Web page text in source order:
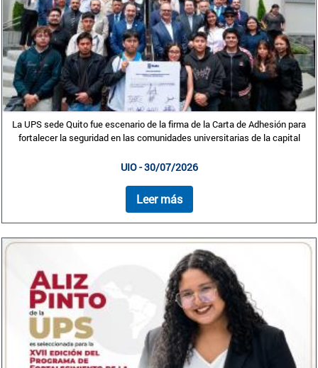
La UPS sede Quito fue escenario de la firma de la Carta de Adhesión para
fortalecer la seguridad en las comunidades universitarias de la capital
UIO - 30/07/2026
Leer más